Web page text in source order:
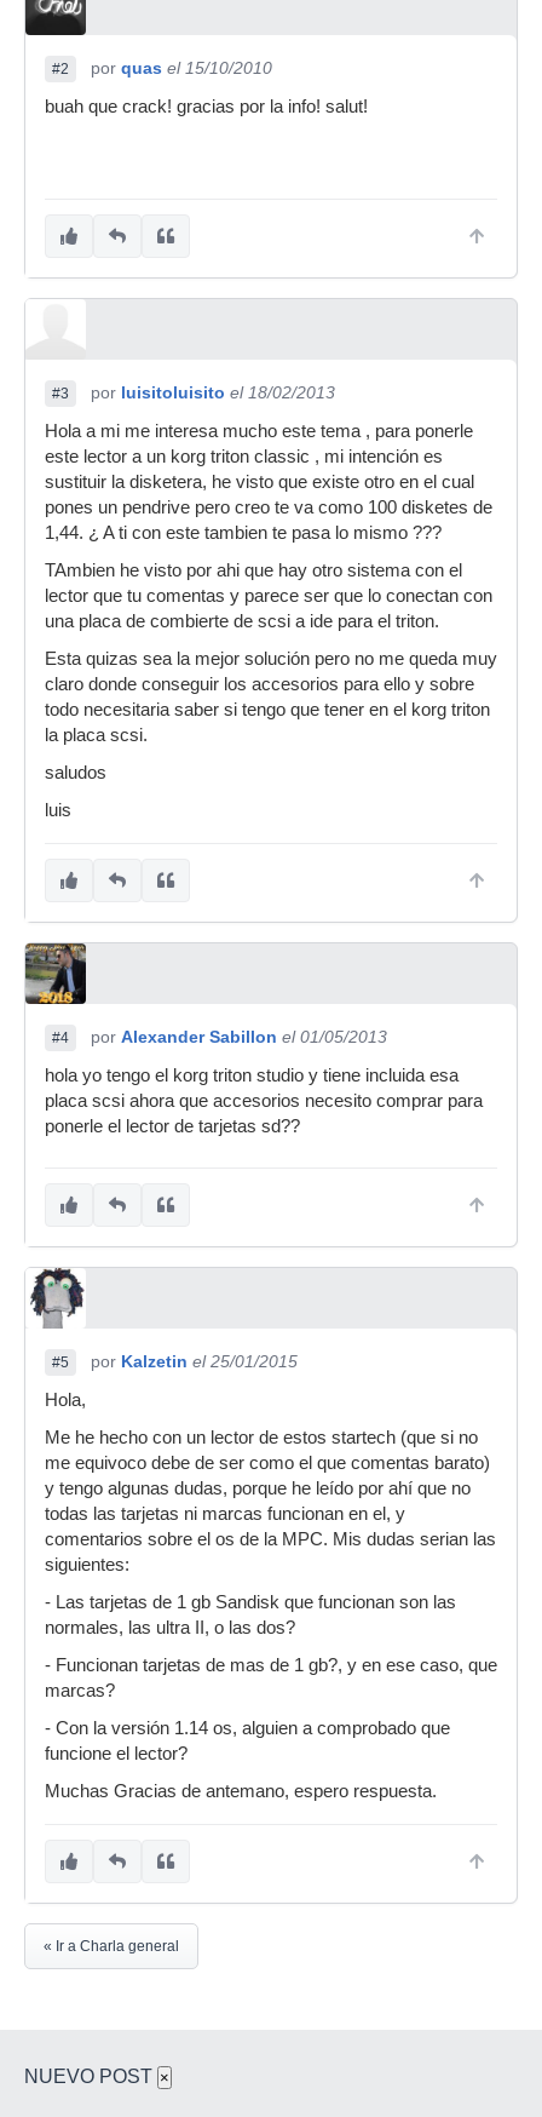
#2 por quas el 15/10/2010
buah que crack! gracias por la info! salut!
#3 por luisitoluisito el 18/02/2013
Hola a mi me interesa mucho este tema , para ponerle
este lector a un korg triton classic , mi intención es
sustituir la disketera, he visto que existe otro en el cual
pones un pendrive pero creo te va como 100 disketes de
1,44. ¿ A ti con este tambien te pasa lo mismo ???
TAmbien he visto por ahi que hay otro sistema con el
lector que tu comentas y parece ser que lo conectan con
una placa de combierte de scsi a ide para el triton.
Esta quizas sea la mejor solución pero no me queda muy
claro donde conseguir los accesorios para ello y sobre
todo necesitaria saber si tengo que tener en el korg triton
la placa scsi.
saludos
luis
#4 por Alexander Sabillon el 01/05/2013
hola yo tengo el korg triton studio y tiene incluida esa
placa scsi ahora que accesorios necesito comprar para
ponerle el lector de tarjetas sd??
#5 por Kalzetin el 25/01/2015
Hola,
Me he hecho con un lector de estos startech (que si no
me equivoco debe de ser como el que comentas barato)
y tengo algunas dudas, porque he leído por ahí que no
todas las tarjetas ni marcas funcionan en el, y
comentarios sobre el os de la MPC. Mis dudas serian las
siguientes:
- Las tarjetas de 1 gb Sandisk que funcionan son las
normales, las ultra II, o las dos?
- Funcionan tarjetas de mas de 1 gb?, y en ese caso, que
marcas?
- Con la versión 1.14 os, alguien a comprobado que
funcione el lector?
Muchas Gracias de antemano, espero respuesta.
« Ir a Charla general
NUEVO POST ×